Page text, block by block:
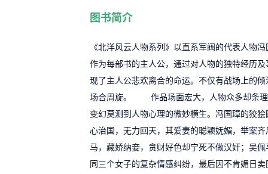
图书简介
《北洋风云人物系列》以直系军阀的代表人物
作为每部书的主人公，通过对人物的独特经历
现了主人公悲欢离合的命运。不仅有战场上的
场合周旋。 作品场面宏大，人物众多却条理
变幻莫测到人物心理的微妙横生。冯国璋的狡
心治国，无力回天，其爱妻的聪颖妩媚，举案
马，藏娇纳妾，贪财好色却宁死不做汉奸；吴
同三个女子的复杂情感纠纷，最后因不肯媚日